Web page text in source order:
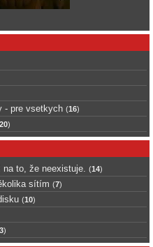
- pre vsetkych (16)
20)
na to, že neexistuje. (14)
sítím (7)
(10)
3)